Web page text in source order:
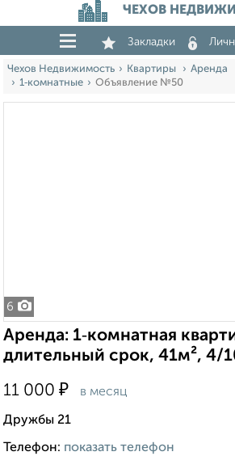
ЧЕХОВ
Закладки
Чехов Недвижимость Квартиры
Аренда
1‑комнатные
Объявление №50
6
Аренда: 1‑комнатная
длительный срок, 41м², 4/
11 000 ₽ в месяц
Дружбы 21
Телефон: показать телефон